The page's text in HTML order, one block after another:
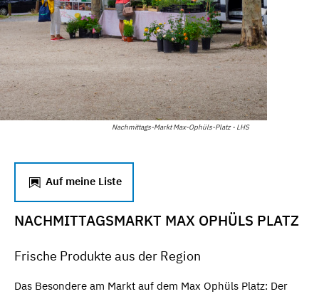
Nachmittags-Markt Max-Ophüls-Platz - LHS
Auf meine Liste
NACHMITTAGSMARKT MAX OPHÜLS PLATZ
Frische Produkte aus der Region
Das Besondere am Markt auf dem Max Ophüls Platz: Der